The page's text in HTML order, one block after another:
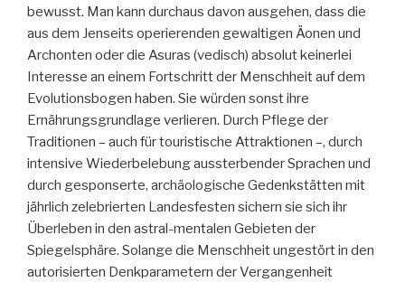
bewusst. Man kann durchaus davon ausgehen, dass die
aus dem Jenseits operierenden gewaltigen Äonen und
Archonten oder die Asuras (vedisch) absolut keinerlei
Interesse an einem Fortschritt der Menschheit auf dem
Evolutionsbogen haben. Sie würden sonst ihre
Ernährungsgrundlage verlieren. Durch Pflege der
Traditionen – auch für touristische Attraktionen –, durch
intensive Wiederbelebung aussterbender Sprachen und
durch gesponserte, archäologische Gedenkstätten mit
jährlich zelebrierten Landesfesten sichern sie sich ihr
Überleben in den astral-mentalen Gebieten der
Spiegelsphäre. Solange die Menschheit ungestört in den
autorisierten Denkparametern der Vergangenheit